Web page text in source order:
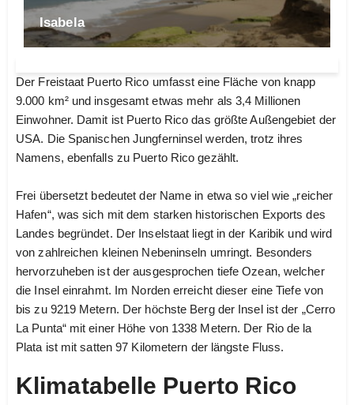
Isabela
Der Freistaat Puerto Rico umfasst eine Fläche von knapp
9.000 km² und insgesamt etwas mehr als 3,4 Millionen
Einwohner. Damit ist Puerto Rico das größte Außengebiet der
USA. Die Spanischen Jungferninsel werden, trotz ihres
Namens, ebenfalls zu Puerto Rico gezählt.
Frei übersetzt bedeutet der Name in etwa so viel wie „reicher
Hafen“, was sich mit dem starken historischen Exports des
Landes begründet. Der Inselstaat liegt in der Karibik und wird
von zahlreichen kleinen Nebeninseln umringt. Besonders
hervorzuheben ist der ausgesprochen tiefe Ozean, welcher
die Insel einrahmt. Im Norden erreicht dieser eine Tiefe von
bis zu 9219 Metern. Der höchste Berg der Insel ist der „Cerro
La Punta“ mit einer Höhe von 1338 Metern. Der Rio de la
Plata ist mit satten 97 Kilometern der längste Fluss.
Klimatabelle Puerto Rico